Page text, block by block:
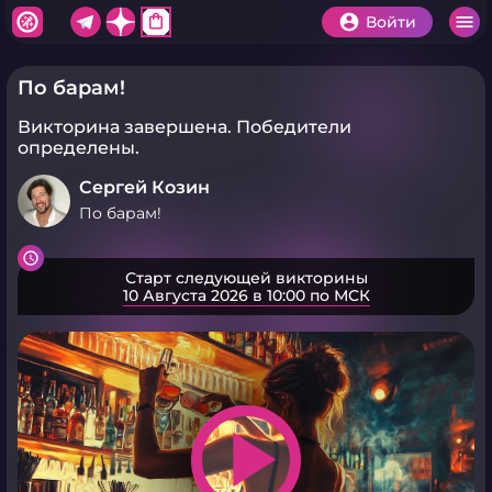
shopping_bag Войти
По барам!
Викторина завершена. Победители
определены.
Сергей Козин
По барам!
Старт следующей викторины
10 Августа 2026 в 10:00 по МСК
play_arrow